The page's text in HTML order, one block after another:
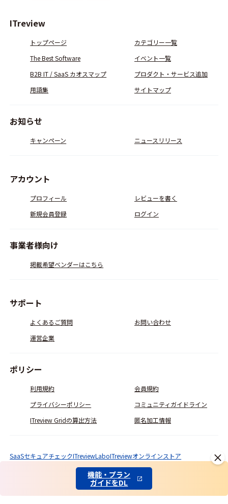
機能・プラン
ガイドをDL
ITreview
トップページ
カテゴリー一覧
The Best Software
イベント一覧
B2B IT / SaaS カオスマップ
プロダクト・サービス追加
用語集
サイトマップ
お知らせ
キャンペーン ニュースリリース
アカウント
プロフィール
レビューを書く
新規会員登録
ログイン
事業者様向け
掲載希望ベンダーはこちら
サポート
よくあるご質問
お問い合わせ
運営企業
ポリシー
利用規約
会員規約
プライバシーポリシー
コミュニティガイドライン
ITreview Gridの算出方法
匿名加工情報
© ITcrowd Corp. All Rights Reserved.
SaaSセキュアチェックITreviewLaboITreviewオンラインストア